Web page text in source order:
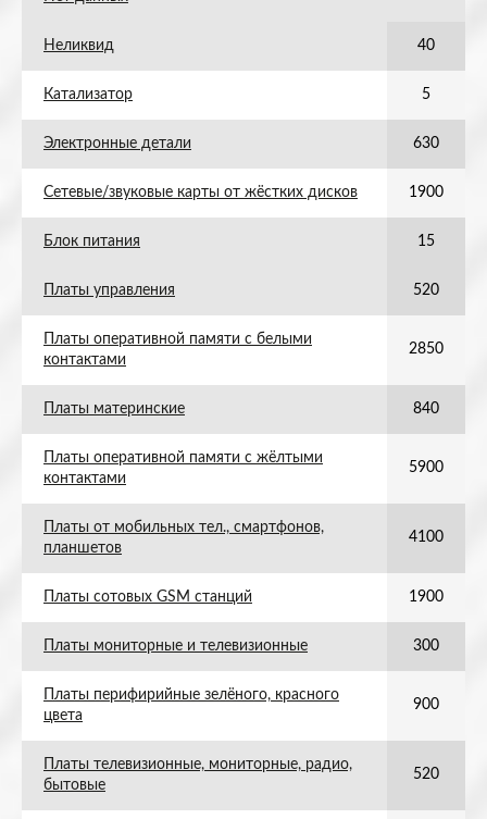
Неликвид 40
Катализатор 5
Электронные детали 630
Сетевые/звуковые карты от жёстких дисков 1900
Блок питания 15
Платы управления 520
Платы оперативной памяти с белыми
контактами
2850
Платы материнские 840
Платы оперативной памяти с жёлтыми
контактами
5900
Платы от мобильных тел., смартфонов,
планшетов
4100
Платы сотовых GSM станций 1900
Платы мониторные и телевизионные 300
Платы перифирийные зелёного, красного
цвета
900
Платы телевизионные, мониторные, радио,
бытовые
520